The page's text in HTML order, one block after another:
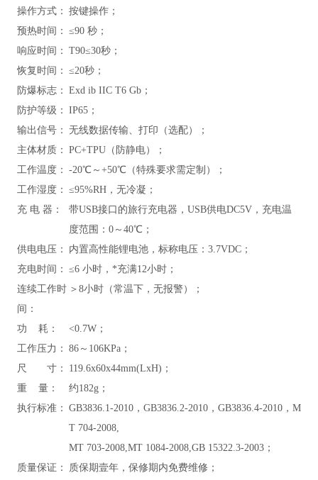
操作方式： 按键操作；
预热时间： ≤90 秒；
响应时间： T90≤30秒；
恢复时间： ≤20秒；
防爆标志： Exd ib IIC T6Gb；
防护等级： IP65；
输出信号： 无线数据传输、打印（选配）；
主体材质： PC+TPU（防静电）；
工作温度： -20℃～+50℃（特殊要求需定制）；
工作湿度： ≤95%RH，无冷凝；
充 电 器：
带USB接口的旅行充电器，USB供电DC5V，充电温
度范围：0～40℃；
供电电压：
内置高性能锂电池，标称电压：3.7VDC；
充电时间： ≤6 小时，*充满12小时；
连续工作时
间：
＞8小时（常温下，无报警）；
功 耗：
<0.7W；
工作压力： 86～106KPa；
尺 寸：
119.6x60x44mm(LxH)；
重 量：
约182g；
执行标准： GB3836.1-2010，GB3836.2-2010，GB3836.4-2010，M
T 704-2008,
MT 703-2008,MT 1084-2008,GB 15322.3-2003；
质量保证：
质保期壹年，保修期内免费维修；